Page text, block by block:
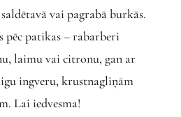
vai pagrabā burkās.
pēc patikas – rabarberi
laimu vai citronu, gan ar
ingveru, krustnagliņām
Lai iedvesma!